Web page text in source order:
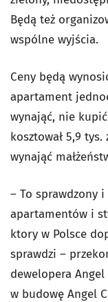
Będą też
wspólne wyjścia.
Ceny będą
apartament
wynająć, nie
kosztował 5,9
wynająć
– To sprawdzony
apartamentów i
ktory w Polsce
sprawdzi –
dewelopera
w budowę Angel